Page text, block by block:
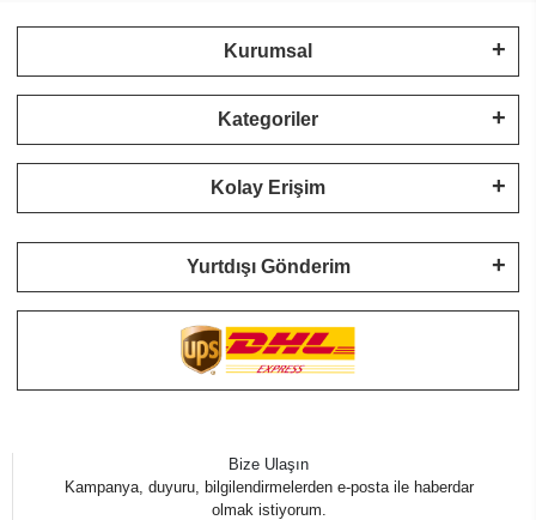
Kurumsal
Kategoriler
Kolay Erişim
Yurtdışı Gönderim
Bize Ulaşın
Kampanya, duyuru, bilgilendirmelerden e-posta ile haberdar
olmak istiyorum.